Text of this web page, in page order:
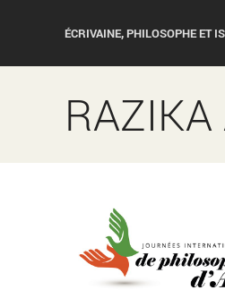
ÉCRIVAINE, PHILOSOPHE ET